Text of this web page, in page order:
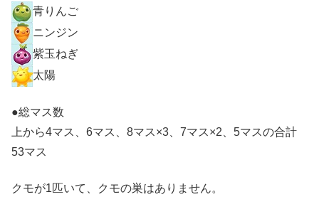
青りんご
ニンジン
紫玉ねぎ
太陽
●総マス数
上から4マス、6マス、8マス×3、7マス×2、5マスの合計
53マス
クモが1匹いて、クモの巣はありません。